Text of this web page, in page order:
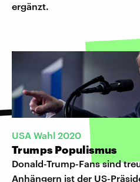
ergänzt.
USA Wahl 2020
Trumps Populismus
Donald-Trump-Fans sind
Anhängern ist der US-